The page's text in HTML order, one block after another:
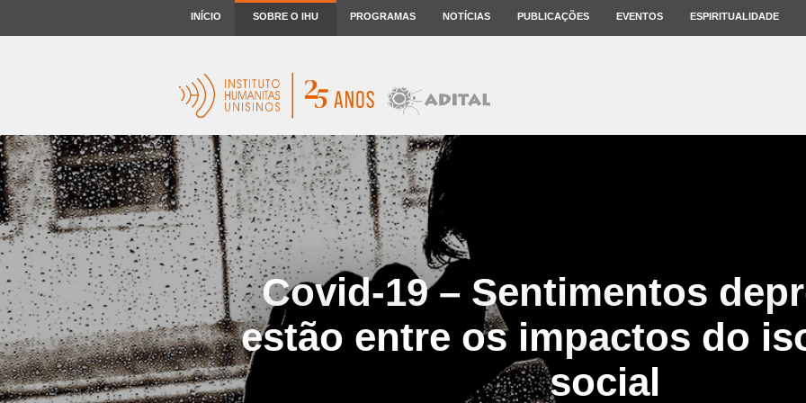
INÍCIO SOBRE O IHU PROGRAMAS NOTÍCIAS PUBLICAÇÕES EVENTOS ESPIRITUALIDADE
Covid-19 – Sentimentos
estão entre os impactos do
social